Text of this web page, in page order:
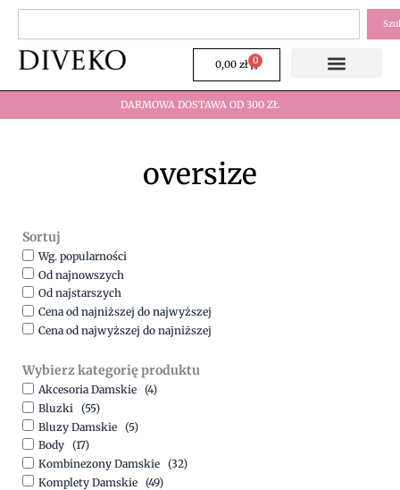
Przejdź
treści
0,00 zł 0
Wózek
DARMOWA DOSTAWA OD 300 ZŁ
oversize
Sortuj
Wg. popularności
Od najnowszych
Od najstarszych
Cena od najniższej do najwyższej
Cena od najwyższej do najniższej
Wybierz kategorię produktu
Akcesoria Damskie (4)
Bluzki (55)
Bluzy Damskie (5)
Body (17)
Kombinezony Damskie (32)
Komplety Damskie (49)